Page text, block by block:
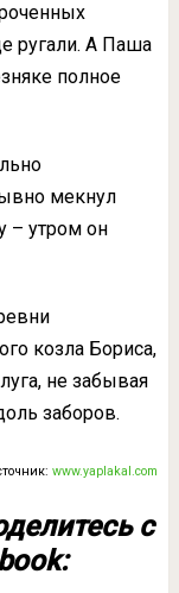
ругали. А Паша
полное
мекнул
– утром он
козла Бориса,
не забывая
заборов.
www.yaplakal.com
с